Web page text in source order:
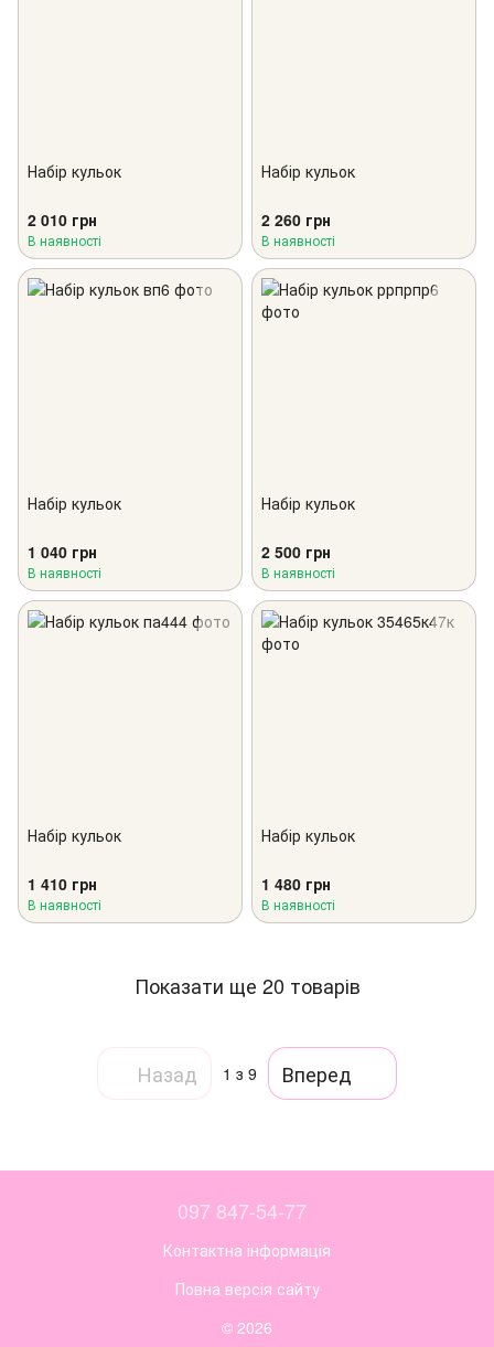
Набір кульок
2 010 грн
В наявності
Набір кульок
2 260 грн
В наявності
Набір кульок
1 040 грн
В наявності
Набір кульок
2 500 грн
В наявності
Набір кульок
1 410 грн
В наявності
Набір кульок
1 480 грн
В наявності
Показати ще 20 товарів
Назад 1 з 9 Вперед
097 847-54-77
Контактна інформація
Повна версія сайту
© 2026